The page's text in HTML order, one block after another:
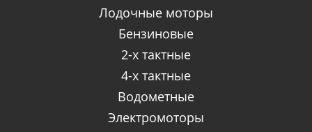
Лодочные моторы
Бензиновые
2-х тактные
4-х тактные
Водометные
Электромоторы